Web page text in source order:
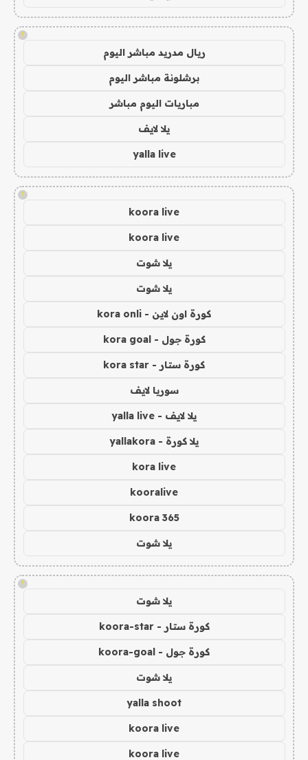
!
ريال مدريد مباشر اليوم
برشلونة مباشر اليوم
مباريات اليوم مباشر
يلا لايف
yalla live
!
koora live
koora live
يلا شوت
يلا شوت
كورة اون لاين - kora onli
كورة جول - kora goal
كورة ستار - kora star
سوريا لايف
يلا لايف - yalla live
يلا كورة - yallakora
kora live
kooralive
koora 365
يلا شوت
!
يلا شوت
كورة ستار - koora-star
كورة جول - koora-goal
يلا شوت
yalla shoot
koora live
koora live